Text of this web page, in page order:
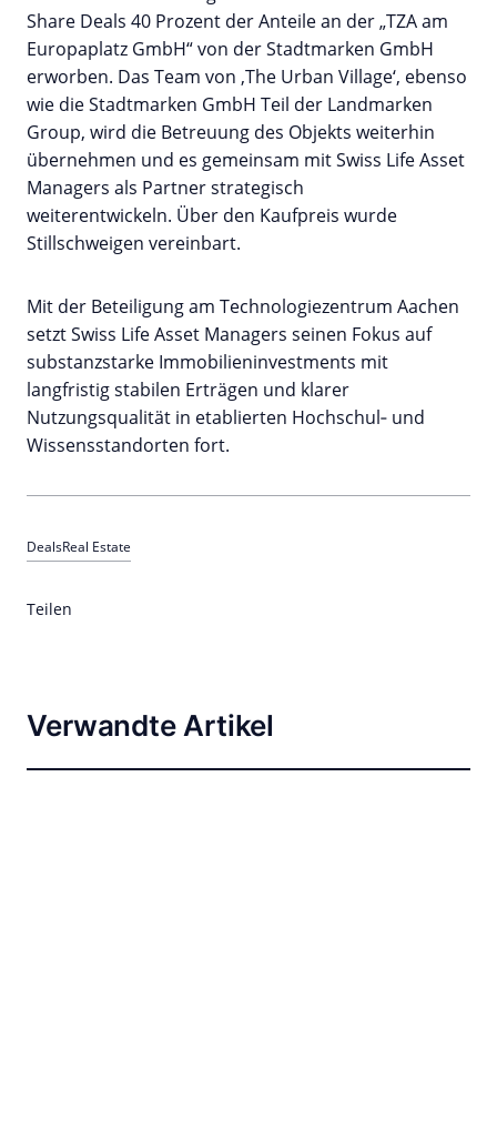
Share Deals 40 Prozent der Anteile an der „TZA am
Europaplatz GmbH“ von der Stadtmarken GmbH
erworben. Das Team von ‚The Urban Village‘, ebenso
wie die Stadtmarken GmbH Teil der Landmarken
Group, wird die Betreuung des Objekts weiterhin
übernehmen und es gemeinsam mit Swiss Life Asset
Managers als Partner strategisch
weiterentwickeln. Über den Kaufpreis wurde
Stillschweigen vereinbart.
Mit der Beteiligung am Technologiezentrum Aachen
setzt Swiss Life Asset Managers seinen Fokus auf
substanzstarke Immobilieninvestments mit
langfristig stabilen Erträgen und klarer
Nutzungsqualität in etablierten Hochschul‑ und
Wissensstandorten fort.
DealsReal Estate
Teilen
Verwandte Artikel